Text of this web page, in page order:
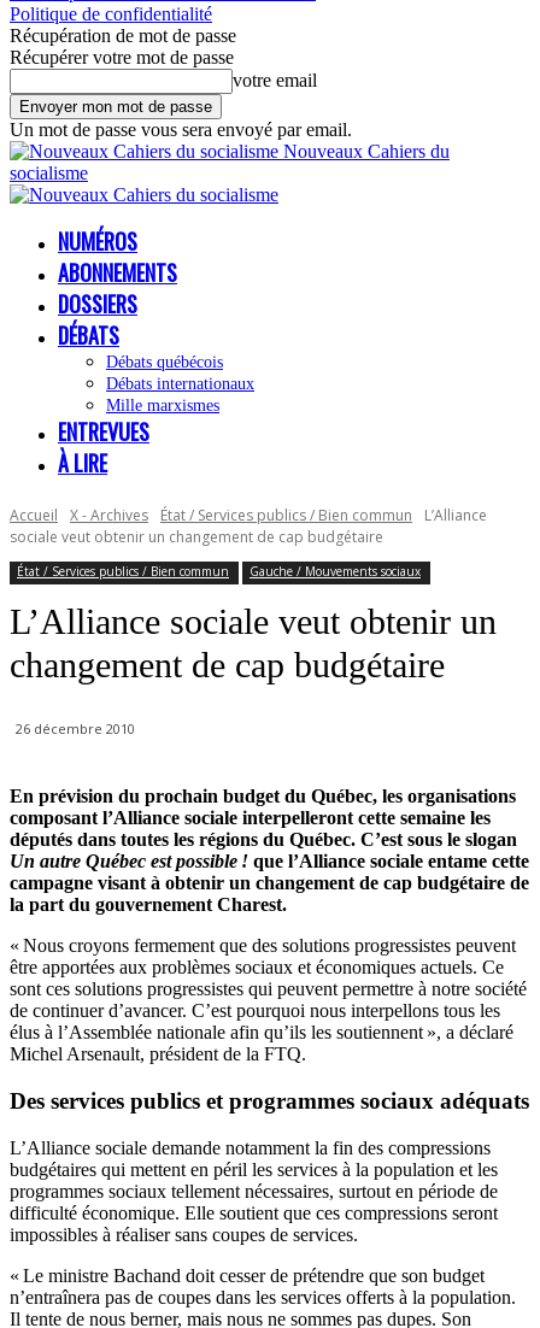
Politique de confidentialité
Récupération de mot de passe
Récupérer votre mot de passe
votre email
Un mot de passe vous sera envoyé par email.
Nouveaux Cahiers du
socialisme
NUMÉROS
ABONNEMENTS
DOSSIERS
DÉBATS
Débats québécois
Débats internationaux
Mille marxismes
ENTREVUES
À LIRE
Accueil X - Archives État / Services publics / Bien commun
L’Alliance
sociale veut obtenir un changement de cap budgétaire
État / Services publics / Bien commun Gauche / Mouvements sociaux
L’Alliance sociale veut obtenir un
changement de cap budgétaire
26 décembre 2010
En prévision du prochain budget du Québec, les organisations
composant l’Alliance sociale interpelleront cette semaine les
députés dans toutes les régions du Québec. C’est sous le slogan
Un autre Québec est possible ! que l’Alliance sociale entame cette
campagne visant à obtenir un changement de cap budgétaire de
la part du gouvernement Charest.
« Nous croyons fermement que des solutions progressistes peuvent
être apportées aux problèmes sociaux et économiques actuels. Ce
sont ces solutions progressistes qui peuvent permettre à notre société
de continuer d’avancer. C’est pourquoi nous interpellons tous les
élus à l’Assemblée nationale afin qu’ils les soutiennent », a déclaré
Michel Arsenault, président de la FTQ.
Des services publics et programmes sociaux adéquats
L’Alliance sociale demande notamment la fin des compressions
budgétaires qui mettent en péril les services à la population et les
programmes sociaux tellement nécessaires, surtout en période de
difficulté économique. Elle soutient que ces compressions seront
impossibles à réaliser sans coupes de services.
« Le ministre Bachand doit cesser de prétendre que son budget
n’entraînera pas de coupes dans les services offerts à la population.
Il tente de nous berner, mais nous ne sommes pas dupes. Son